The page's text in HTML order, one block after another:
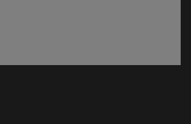
nueva ventana)